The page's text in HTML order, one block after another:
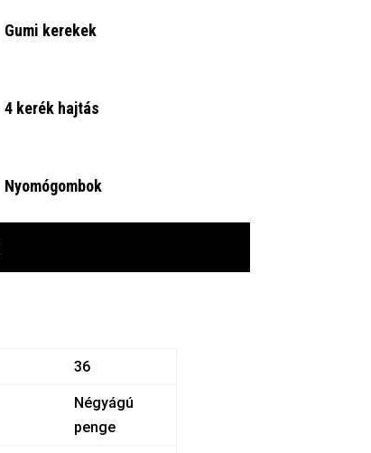
Gumi kerekek
4 kerék hajtás
Nyomógombok
36
Négyágú
penge